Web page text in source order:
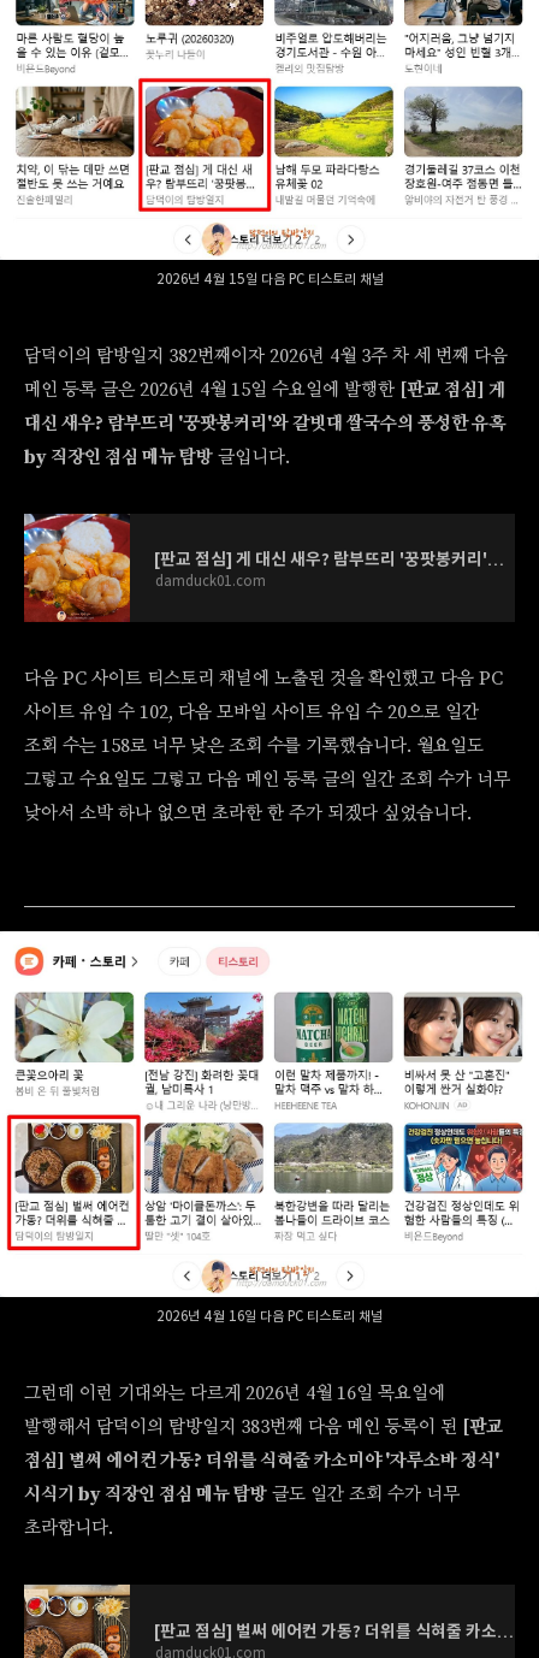
2026년 4월 15일 다음 PC 티스토리 채널
담덕이의 탐방일지 382번째이자 2026년 4월 3주 차 세 번째 다음
메인 등록 글은 2026년 4월 15일 수요일에 발행한 [판교 점심] 게
대신 새우? 람부뜨리 '꿍팟봉커리'와 갈빗대 쌀국수의 풍성한 유혹
by 직장인 점심 메뉴 탐방 글입니다.
[판교 점심] 게 대신 새우? 람부뜨리 '꿍팟봉커리'와 갈빗대 쌀국수의 풍성한 유혹 by 직장인 점심
damduck01.com
다음 PC 사이트 티스토리 채널에 노출된 것을 확인했고 다음 PC
사이트 유입 수 102, 다음 모바일 사이트 유입 수 20으로 일간
조회 수는 158로 너무 낮은 조회 수를 기록했습니다. 월요일도
그렇고 수요일도 그렇고 다음 메인 등록 글의 일간 조회 수가 너무
낮아서 소박 하나 없으면 초라한 한 주가 되겠다 싶었습니다.
2026년 4월 16일 다음 PC 티스토리 채널
그런데 이런 기대와는 다르게 2026년 4월 16일 목요일에
발행해서 담덕이의 탐방일지 383번째 다음 메인 등록이 된 [판교
점심] 벌써 에어컨 가동? 더위를 식혀줄 카소미야 '자루소바 정식'
시식기 by 직장인 점심 메뉴 탐방 글도 일간 조회 수가 너무
초라합니다.
[판교 점심] 벌써 에어컨 가동? 더위를 식혀줄 카소미야 '자루소바 정식' 시식기 by 직장인 점심
damduck01.com